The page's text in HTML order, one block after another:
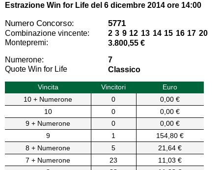
Estrazione Win for Life del 6 dicembre 2014 ore 14:00
Numero Concorso: 5771
Combinazione vincente:
2 3 9 12 13 14 15 16 17 20
Montepremi:
3.800,55 €
Numerone:
7
Quote Win for Life
Classico
Vincita Vincitori
Euro
10 + Numerone
0
0,00 €
10
0
0,00 €
9 + Numerone
0
0,00 €
9
1
154,80 €
8 + Numerone
5
21,64 €
7 + Numerone
23
11,03 €